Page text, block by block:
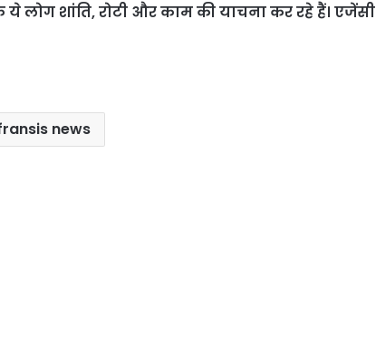
लोग शांति, रोटी और काम की याचना कर रहे हैं। एजेंसी
news